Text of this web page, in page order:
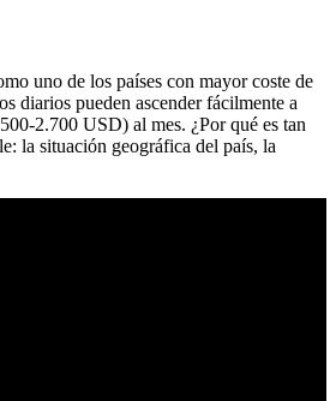
uno de los países con mayor coste de
diarios pueden ascender fácilmente a
2.700 USD) al mes. ¿Por qué es tan
la situación geográfica del país, la